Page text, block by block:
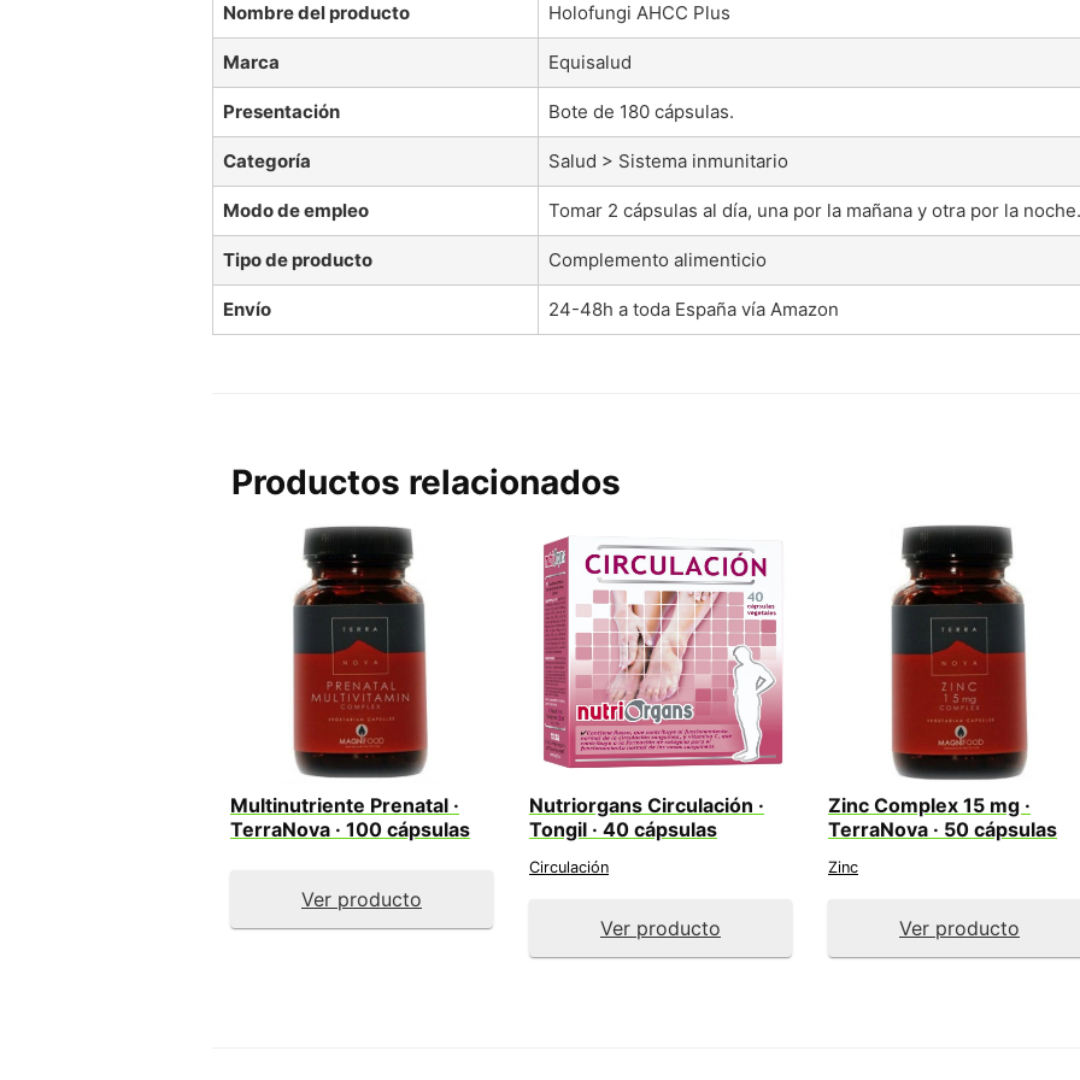
Nombre del producto Holofungi AHCC Plus
Marca Equisalud
Presentación Bote de 180 cápsulas.
Categoría Salud > Sistema inmunitario
Modo de empleo Tomar 2 cápsulas al día, una por la mañana y otra por la noche.
Tipo de producto Complemento alimenticio
Envío 24-48h a toda España vía Amazon
Productos relacionados
Multinutriente Prenatal ·
TerraNova · 100 cápsulas
Ver producto
Nutriorgans Circulación ·
Tongil · 40 cápsulas
Circulación
Ver producto
Zinc Complex 15 mg ·
TerraNova · 50 cápsulas
Zinc
Ver producto